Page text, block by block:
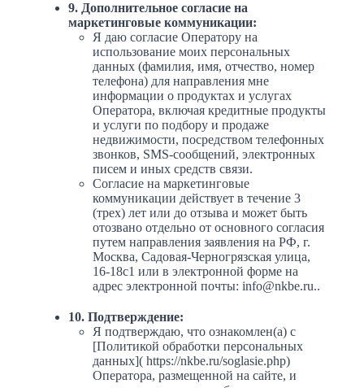
9. Дополнительное согласие на
маркетинговые коммуникации:
Я даю согласие Оператору на
использование моих персональных
данных (фамилия, имя, отчество, номер
телефона) для направления мне
информации о продуктах и услугах
Оператора, включая кредитные продукты
и услуги по подбору и продаже
недвижимости, посредством телефонных
звонков, SMS-сообщений, электронных
писем и иных средств связи.
Согласие на маркетинговые
коммуникации действует в течение 3
(трех) лет или до отзыва и может быть
отозвано отдельно от основного согласия
путем направления заявления на РФ, г.
Москва, Садовая-Черногрязская улица,
16-18с1 или в электронной форме на
адрес электронной почты: info@nkbe.ru..
10. Подтверждение:
Я подтверждаю, что ознакомлен(а) с
[Политикой обработки персональных
данных]( https://nkbe.ru/soglasie.php)
Оператора, размещенной на сайте, и